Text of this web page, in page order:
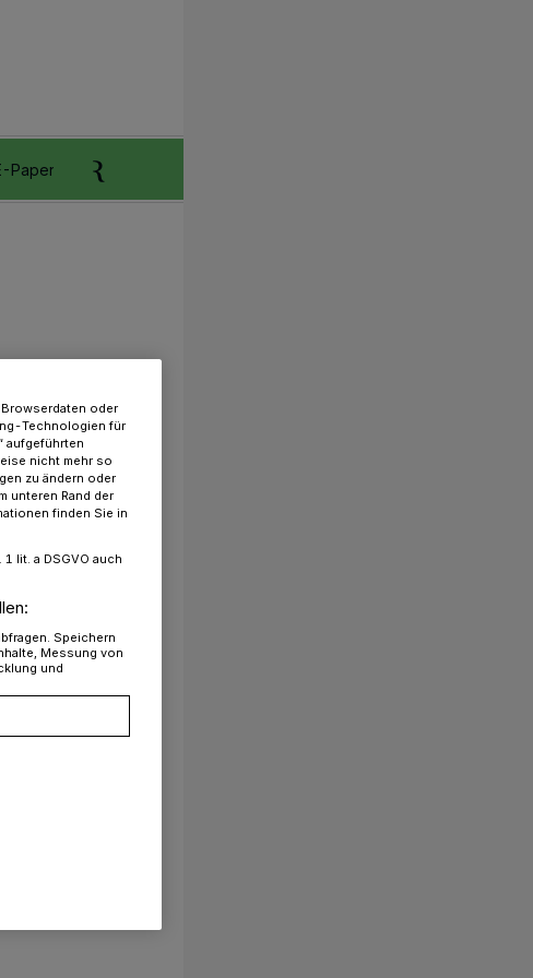
Paper Anzeigen aufgeben
oder
Technologien für
aufgeführten
nicht mehr so
zu ändern oder
unteren Rand der
finden Sie in
lit. a DSGVO auch
Speichern
Messung von
und